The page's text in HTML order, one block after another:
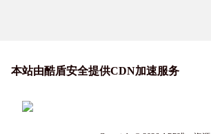
本站由酷盾安全提供CDN加速服务